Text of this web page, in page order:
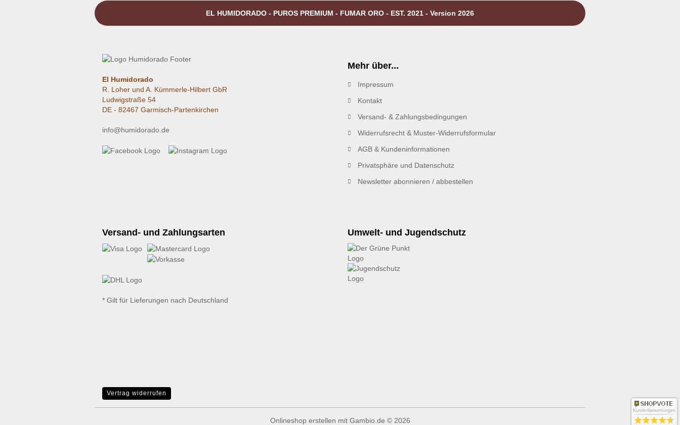
EL HUMIDORADO - PUROS PREMIUM - FUMAR ORO - EST. 2021 - Version 2026
El Humidorado
R. Loher und A. Kümmerle-Hilbert GbR
Ludwigstraße 54
DE - 82467 Garmisch-Partenkirchen
info@humidorado.de
Mehr über...
Impressum
Kontakt
Versand- & Zahlungsbedingungen
Widerrufsrecht & Muster-Widerrufsformular
AGB & Kundeninformationen
Privatsphäre und Datenschutz
Newsletter abonnieren / abbestellen
Versand- und Zahlungsarten
* Gilt für Lieferungen nach Deutschland
Umwelt- und Jugendschutz
Vertrag widerrufen
Onlineshop erstellen mit Gambio.de © 2026
Kundenbewertungen